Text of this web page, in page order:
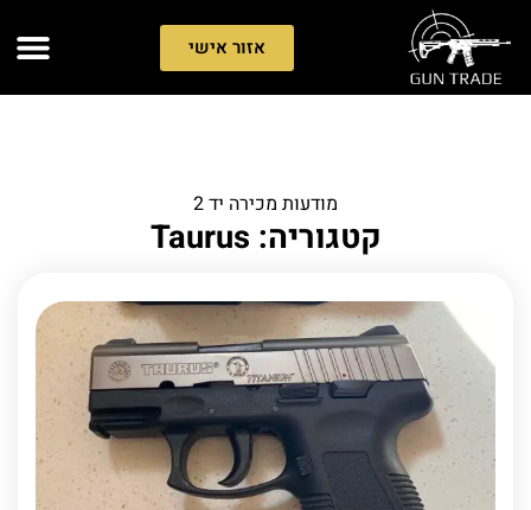
אזור אישי
מודעות מכירה יד 2
קטגוריה: Taurus